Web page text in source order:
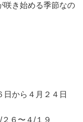
咲き始める季節なの
から４月２４日
６〜４/１９